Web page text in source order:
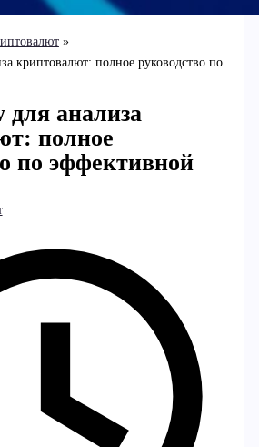
криптовалют: полное руководство по
для анализа
полное
по эффективной